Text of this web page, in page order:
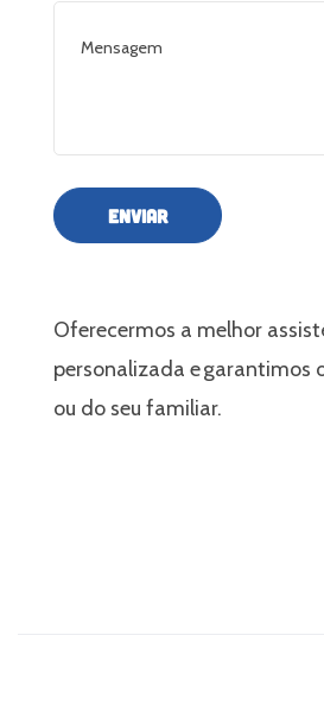
ENVIAR
Oferecermos a melhor
personalizada e garantimos
ou do seu familiar.